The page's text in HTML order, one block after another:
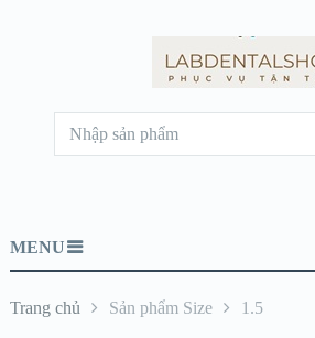
MENU
Trang chủ Sản phẩm Size 1.5